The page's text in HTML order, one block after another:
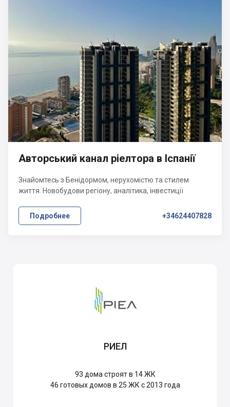
Авторський канал ріелтора в Іспанії
Знайомтесь з Бенідормом, нерухомістю та стилем
життя. Новобудови регіону, аналітика, інвестиції
Подробнее +34624407828
РИЕЛ
93 дома строят в 14 ЖК
46 готовых домов в 25 ЖК с 2013 года